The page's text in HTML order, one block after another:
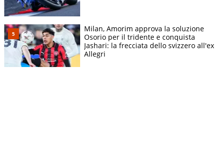
Milan, Amorim approva la soluzione
Osorio per il tridente e conquista
Jashari: la frecciata dello svizzero all'ex
Allegri